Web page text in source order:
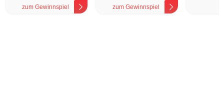
zum Gewinnspiel zum Gewinnspiel